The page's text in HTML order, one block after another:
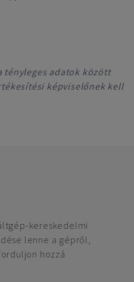
tényleges adatok között
képviselőnek kell
kereskedelmi
lenne a gépről,
hozzá